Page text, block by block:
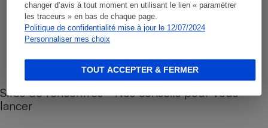
changer d’avis à tout moment en utilisant le lien « paramétrer
les traceurs » en bas de chaque page.
Politique de confidentialité mise à jour le 12/07/2024
Personnaliser mes choix
TOUT ACCEPTER & FERMER
Sites de rencontres - Nos conseils pour vous
lancer